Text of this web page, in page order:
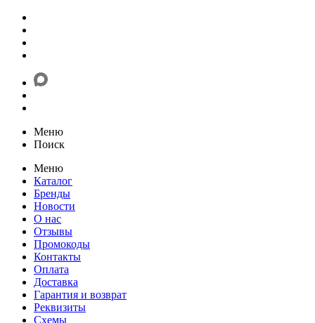
Меню
Поиск
Меню
Каталог
Бренды
Новости
О нас
Отзывы
Промокоды
Контакты
Оплата
Доставка
Гарантия и возврат
Реквизиты
Схемы